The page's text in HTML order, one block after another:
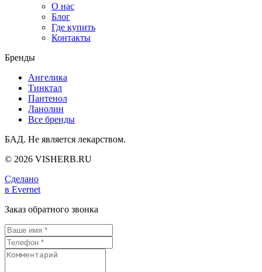
О нас
Блог
Где купить
Контакты
Бренды
Ангелика
Тинктал
Пантенол
Ланолин
Все бренды
БАД. Не является лекарством.
© 2026 VISHERB.RU
Сделано
в Evernet
Заказ обратного звонка